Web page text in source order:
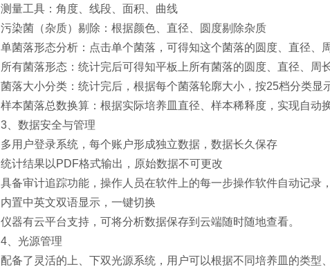
测量工具：角度、线段、面积、曲线
污染菌（杂质）剔除：根据颜色、直径、圆度剔除杂质
单菌落形态分析：点击单个菌落，可得知这个菌落的圆度、直径、
所有菌落形态：统计完后可得知平板上所有菌落的圆度、直径、周
菌落大小分类：统计完后，根据每个菌落轮廓大小，按25档分类显
样本菌落总数换算：根据实际培养皿直径、样本稀释度，实现自动
3、数据安全与管理
多用户登录系统，每个账户形成独立数据，数据长久保存
统计结果以PDF格式输出，原始数据不可更改
具备审计追踪功能，操作人员在软件上的每一步操作软件自动记录
内置中英文双语显示，一键切换
仪器有云平台支持，可将分析数据保存到云端随时随地查看。
4、光源管理
配备了灵活的上、下双光源系统，用户可以根据不同培养皿的类